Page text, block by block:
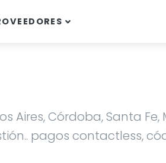
Córdoba, Santa Fe,
pagos contactless,